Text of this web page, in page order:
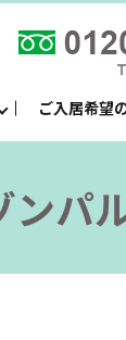
ご入居希望
パ